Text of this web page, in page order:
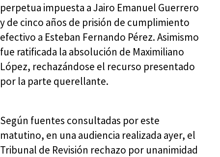
perpetua impuesta a Jairo Emanuel Guerrero
y de cinco años de prisión de cumplimiento
efectivo a Esteban Fernando Pérez. Asimismo
fue ratificada la absolución de Maximiliano
López, rechazándose el recurso presentado
por la parte querellante.
Según fuentes consultadas por este
matutino, en una audiencia realizada ayer, el
Tribunal de Revisión rechazo por unanimidad